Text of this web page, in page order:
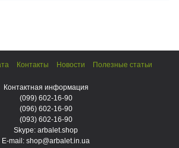
Контакты Новости Полезные статьи
Контактная информация
(099) 602-16-90
(096) 602-16-90
(093) 602-16-90
Skype: arbalet.shop
E-mail: shop@arbalet.in.ua